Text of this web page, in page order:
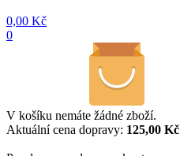
0,00 Kč
0
V košíku nemáte žádné zboží.
Aktuální cena dopravy: 125,00 Kč